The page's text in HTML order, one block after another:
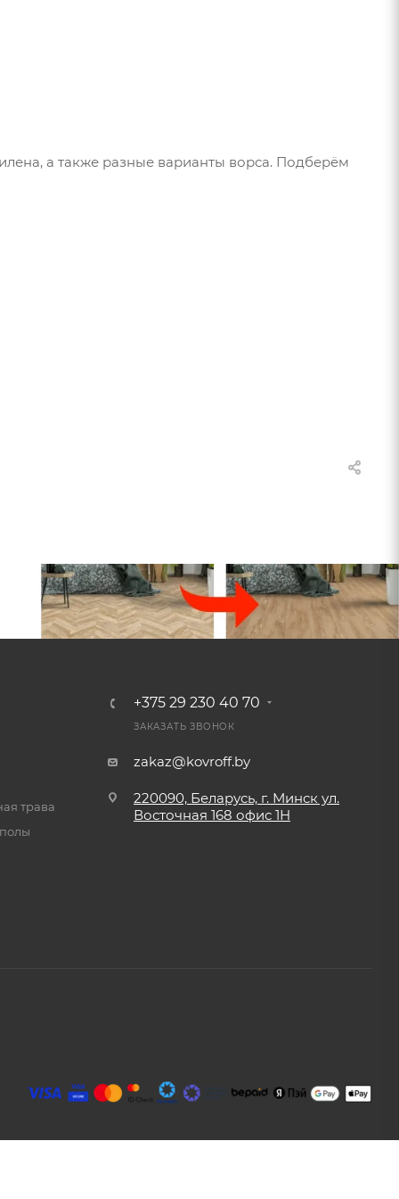
а также разные варианты ворса. Подберём
трава
+375 29 230 40 70
ЗАКАЗАТЬ ЗВОНОК
zakaz@kovroff.by
220090, Беларусь, г. Минск ул.
Восточная 168 офис 1Н